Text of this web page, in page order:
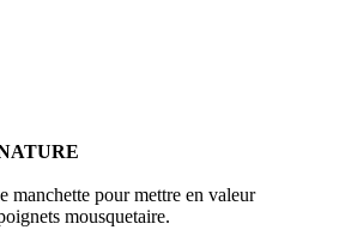
manchette pour mettre en valeur
mousquetaire.